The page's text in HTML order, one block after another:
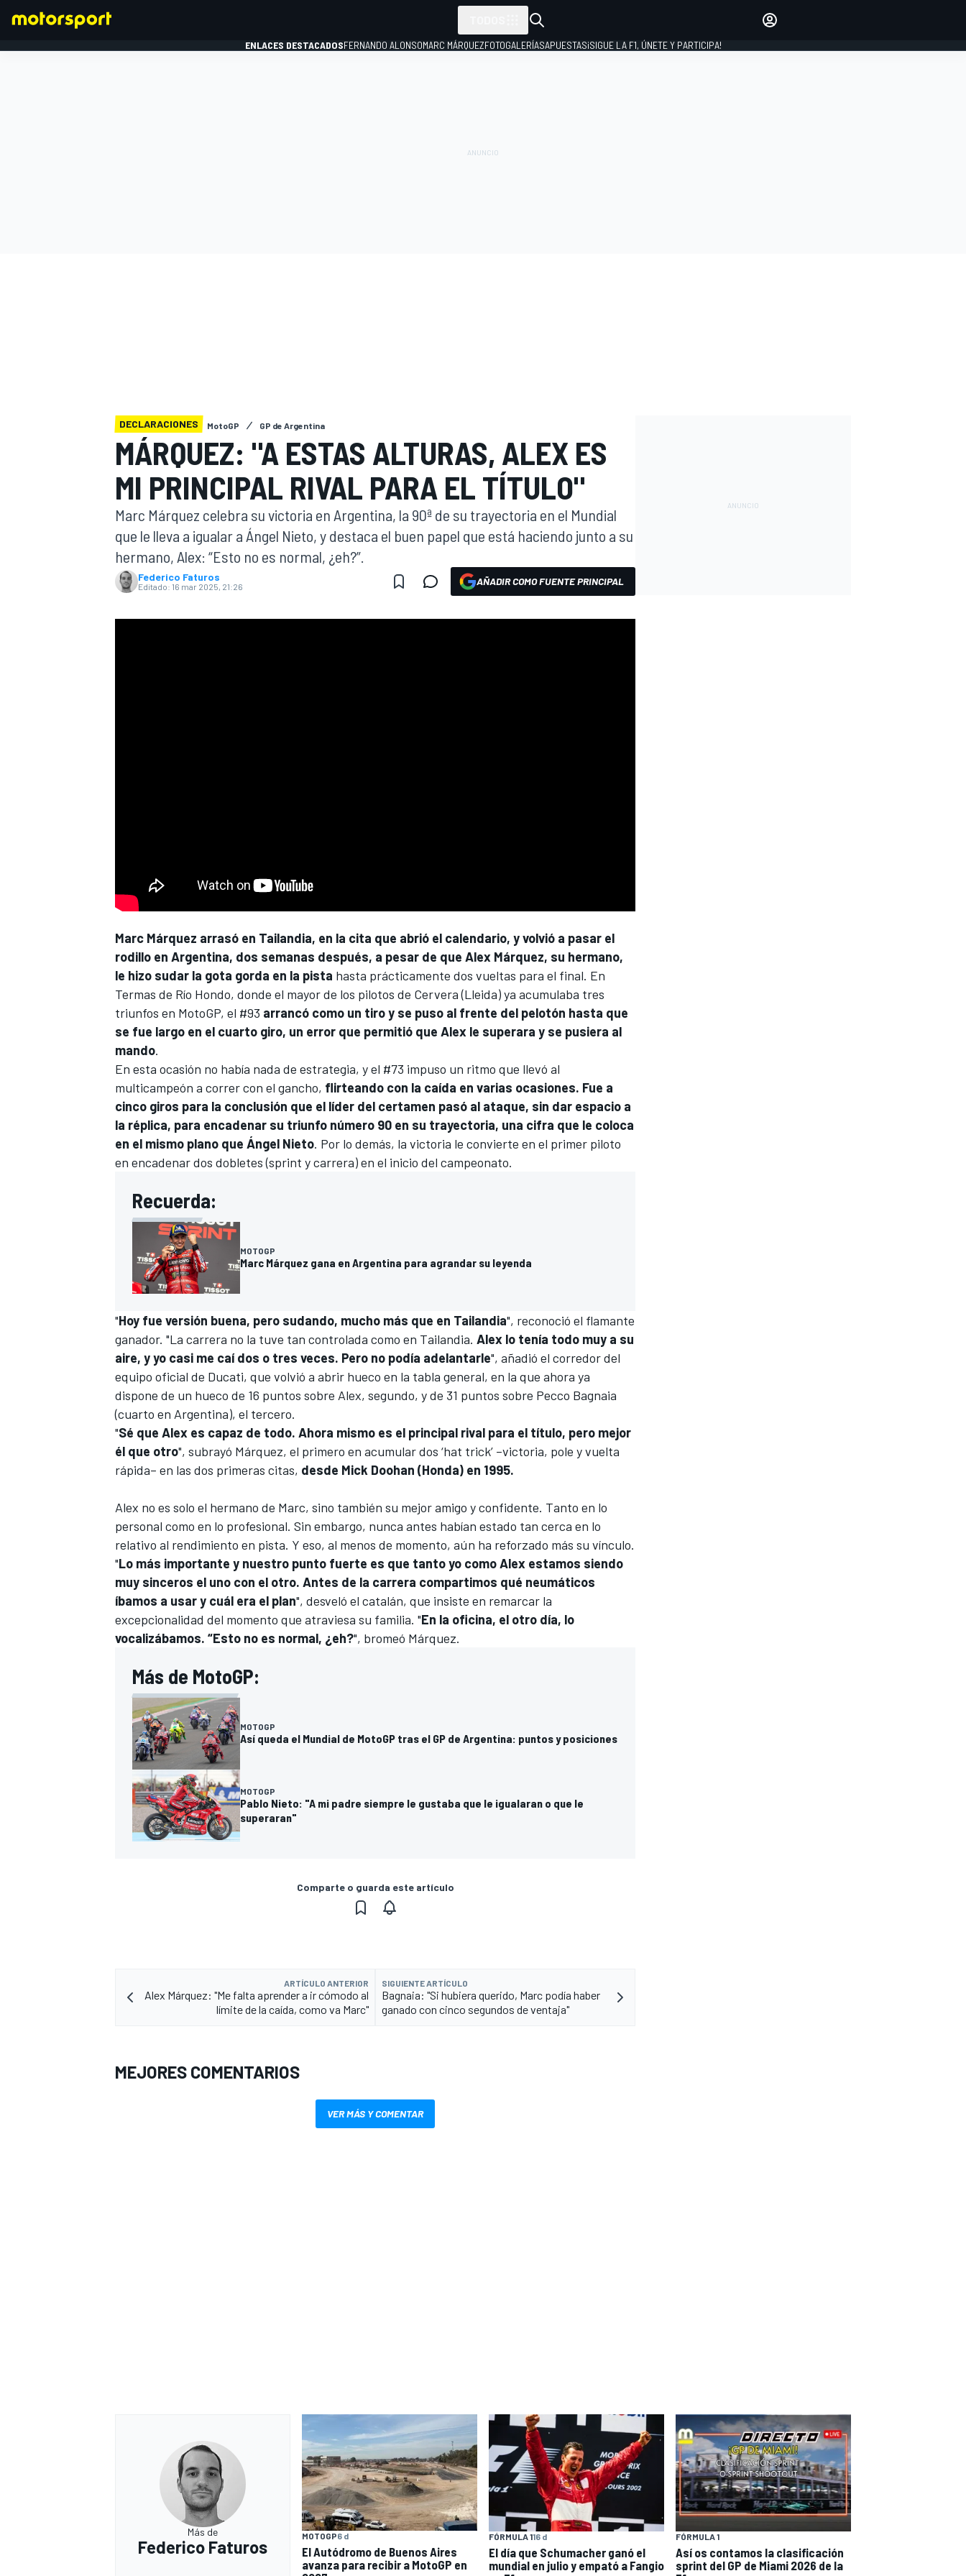
WEC
MÁS CATEGORÍAS
ENLACES DESTACADOSFERNANDO ALONSOMARC MÁRQUEZFOTOGALERÍASAPUESTAS¡SIGUE LA F1, ÚNETE Y PARTICIPA!
DECLARACIONES MotoGP GP de Argentina
MÁRQUEZ: "A ESTAS ALTURAS, ALEX ES
MI PRINCIPAL RIVAL PARA EL TÍTULO"
Marc Márquez celebra su victoria en Argentina, la 90ª de su trayectoria en el Mundial
que le lleva a igualar a Ángel Nieto, y destaca el buen papel que está haciendo junto a su
hermano, Alex: “Esto no es normal, ¿eh?”.
Federico Faturos
Editado: 16 mar 2025, 21:26 AÑADIR COMO FUENTE PRINCIPAL
Marc Márquez arrasó en Tailandia, en la cita que abrió el calendario, y volvió a pasar el
rodillo en Argentina, dos semanas después, a pesar de que Alex Márquez, su hermano,
le hizo sudar la gota gorda en la pista hasta prácticamente dos vueltas para el final. En
Termas de Río Hondo, donde el mayor de los pilotos de Cervera (Lleida) ya acumulaba tres
triunfos en MotoGP, el #93 arrancó como un tiro y se puso al frente del pelotón hasta que
se fue largo en el cuarto giro, un error que permitió que Alex le superara y se pusiera al
mando.
En esta ocasión no había nada de estrategia, y el #73 impuso un ritmo que llevó al
multicampeón a correr con el gancho, flirteando con la caída en varias ocasiones. Fue a
cinco giros para la conclusión que el líder del certamen pasó al ataque, sin dar espacio a
la réplica, para encadenar su triunfo número 90 en su trayectoria, una cifra que le coloca
en el mismo plano que Ángel Nieto. Por lo demás, la victoria le convierte en el primer piloto
en encadenar dos dobletes (sprint y carrera) en el inicio del campeonato.
Recuerda:
MOTOGP
Marc Márquez gana en Argentina para agrandar su leyenda
"Hoy fue versión buena, pero sudando, mucho más que en Tailandia", reconoció el flamante
ganador. "La carrera no la tuve tan controlada como en Tailandia. Alex lo tenía todo muy a su
aire, y yo casi me caí dos o tres veces. Pero no podía adelantarle", añadió el corredor del
equipo oficial de Ducati, que volvió a abrir hueco en la tabla general, en la que ahora ya
dispone de un hueco de 16 puntos sobre Alex, segundo, y de 31 puntos sobre Pecco Bagnaia
(cuarto en Argentina), el tercero.
"Sé que Alex es capaz de todo. Ahora mismo es el principal rival para el título, pero mejor
él que otro", subrayó Márquez, el primero en acumular dos ‘hat trick’ –victoria, pole y vuelta
rápida– en las dos primeras citas, desde Mick Doohan (Honda) en 1995.
Alex no es solo el hermano de Marc, sino también su mejor amigo y confidente. Tanto en lo
personal como en lo profesional. Sin embargo, nunca antes habían estado tan cerca en lo
relativo al rendimiento en pista. Y eso, al menos de momento, aún ha reforzado más su vínculo.
"Lo más importante y nuestro punto fuerte es que tanto yo como Alex estamos siendo
muy sinceros el uno con el otro. Antes de la carrera compartimos qué neumáticos
íbamos a usar y cuál era el plan", desveló el catalán, que insiste en remarcar la
excepcionalidad del momento que atraviesa su familia. "En la oficina, el otro día, lo
vocalizábamos. “Esto no es normal, ¿eh?", bromeó Márquez.
Más de MotoGP:
MOTOGP
Así queda el Mundial de MotoGP tras el GP de Argentina: puntos y posiciones
MOTOGP
Pablo Nieto: "A mi padre siempre le gustaba que le igualaran o que le
superaran"
Comparte o guarda este artículo
ARTÍCULO ANTERIOR
Alex Márquez: "Me falta aprender a ir cómodo al
límite de la caída, como va Marc"
SIGUIENTE ARTÍCULO
Bagnaia: "Si hubiera querido, Marc podía haber
ganado con cinco segundos de ventaja"
MEJORES COMENTARIOS
VER MÁS Y COMENTAR
Más de
Federico Faturos
MOTOGP6 d
El Autódromo de Buenos Aires
avanza para recibir a MotoGP en
FÓRMULA 116 d
El día que Schumacher ganó el
mundial en julio y empató a Fangio
FÓRMULA 1
Así os contamos la clasificación
sprint del GP de Miami 2026 de la